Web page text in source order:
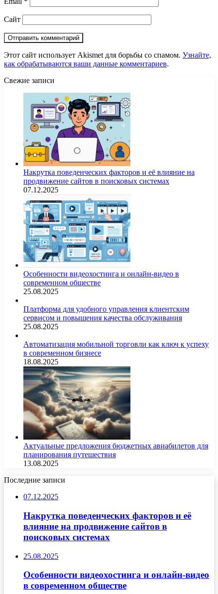
Сайт
Этот сайт использует Akismet для борьбы со спамом. Узнайте,
как обрабатываются ваши данные комментариев.
Свежие записи
Накрутка поведенческих факторов и её влияние на
продвижение сайтов в поисковых системах
07.12.2025
Особенности видеохостинга и онлайн-видео в
современном обществе
25.08.2025
Платформа для удобного управления клиентским
сервисом и повышения качества обслуживания
25.08.2025
Автоматизация мобильной торговли как ключ к успеху
в современном бизнесе
18.08.2025
Актуальные предложения бюджетных авиабилетов для
планирования путешествия
13.08.2025
Последние записи
07.12.2025
Накрутка поведенческих факторов и её
влияние на продвижение сайтов в
поисковых системах
25.08.2025
Особенности видеохостинга и онлайн-видео
в современном обществе